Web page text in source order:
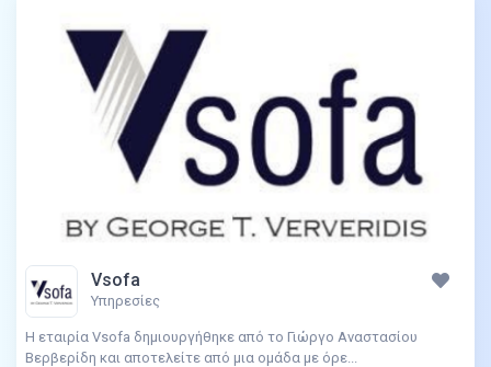
Vsofa
Υπηρεσίες
Η εταιρία Vsofa δημιουργήθηκε από το Γιώργο Αναστασίου
Βερβερίδη και αποτελείτε από μια ομάδα με όρε...